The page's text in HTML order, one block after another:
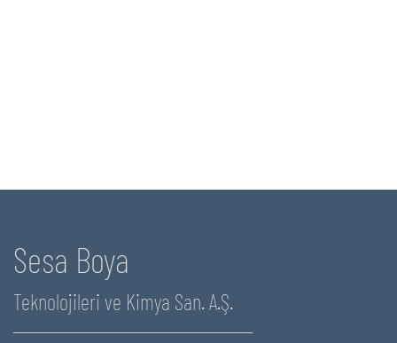
Sesa Boya
Teknolojileri ve Kimya San. A.Ş.